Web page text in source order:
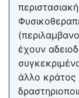
έχουν
άλλο κράτος